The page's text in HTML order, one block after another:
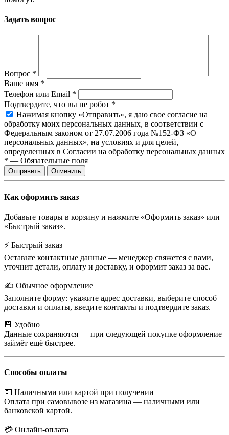
Задать вопрос
Вопрос *
Ваше имя *
Телефон или Email *
Подтвердите, что вы не робот *
Нажимая кнопку «Отправить», я даю свое согласие на
обработку моих персональных данных, в соответствии с
Федеральным законом от 27.07.2006 года №152-ФЗ «О
персональных данных», на условиях и для целей,
определенных в Согласии на обработку персональных данных
* — Обязательные поля
Отправить Отменить
Как оформить заказ
Добавьте товары в корзину и нажмите «Оформить заказ» или
«Быстрый заказ».
⚡ Быстрый заказ
Оставьте контактные данные — менеджер свяжется с вами,
уточнит детали, оплату и доставку, и оформит заказ за вас.
✍️ Обычное оформление
Заполните форму: укажите адрес доставки, выберите способ
доставки и оплаты, введите контакты и подтвердите заказ.
💾 Удобно
Данные сохраняются — при следующей покупке оформление
займёт ещё быстрее.
Способы оплаты
💵 Наличными или картой при получении
Оплата при самовывозе из магазина — наличными или
банковской картой.
💳 Онлайн-оплата